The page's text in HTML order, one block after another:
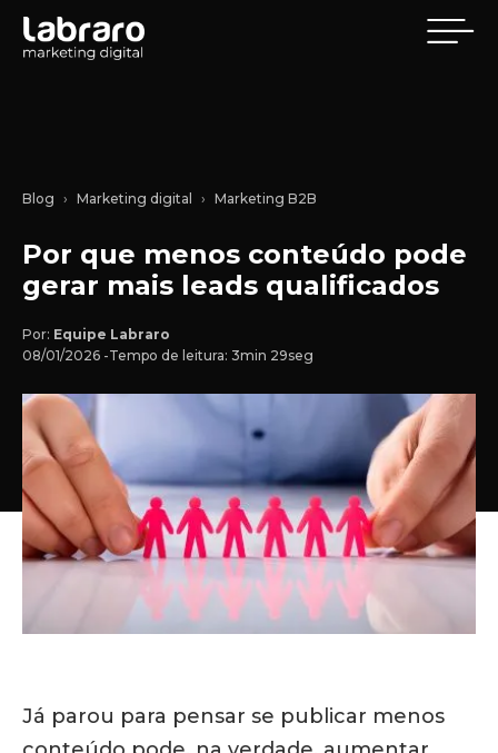
Blog Marketing digital Marketing B2B
Por que menos conteúdo pode
gerar mais leads qualificados
Por: Equipe Labraro
08/01/2026 -Tempo de leitura: 3min 29seg
Já parou para pensar se publicar menos